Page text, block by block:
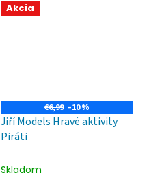
Akcia
€6,99 –10 %
Jiří Models Hravé aktivity
Piráti
Skladom